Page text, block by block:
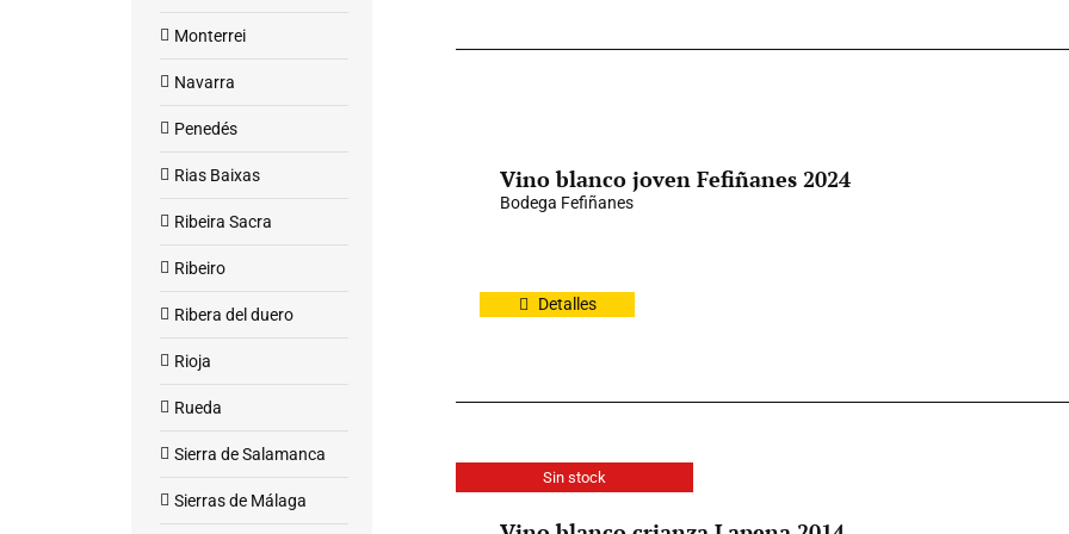
Vino blanco joven Fefiñanes 2024
Bodega Fefiñanes
Detalles
Sin stock
Monterrei
Navarra
Penedés
Rias Baixas
Ribeira Sacra
Ribeiro
Ribera del duero
Rioja
Rueda
Sierra de Salamanca
Sierras de Málaga